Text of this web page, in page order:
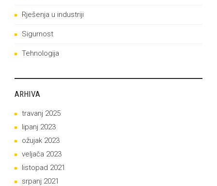
Rješenja u industriji
Sigurnost
Tehnologija
ARHIVA
travanj 2025
lipanj 2023
ožujak 2023
veljača 2023
listopad 2021
srpanj 2021